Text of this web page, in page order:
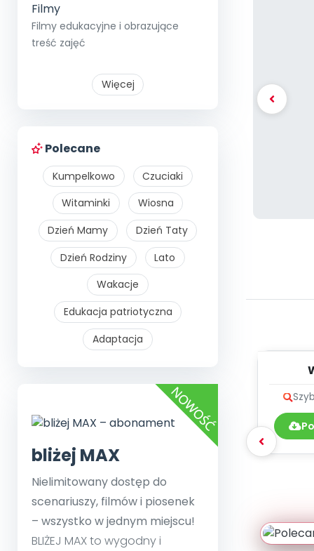
Filmy
Filmy edukacyjne i obrazujące
treść zajęć
Więcej
Polecane
Kumpelkowo
Czuciaki
Witaminki
Wiosna
Dzień Mamy
Dzień Taty
Dzień Rodziny
Lato
Wakacje
Edukacja patriotyczna
Adaptacja
bliżej MAX
Nielimitowany dostęp do
scenariuszy, filmów i piosenek
– wszystko w jednym miejscu!
BLIŻEJ MAX to wygodny i